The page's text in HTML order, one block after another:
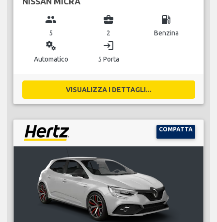
group
5
business_center
2
local_gas_station
Benzina
miscellaneous_services
Automatico
login
5 Porta
VISUALIZZA I DETTAGLI...
COMPATTA